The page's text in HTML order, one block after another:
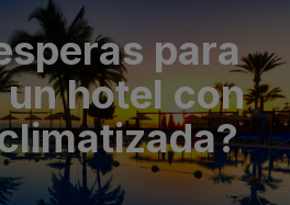
para
hotel con